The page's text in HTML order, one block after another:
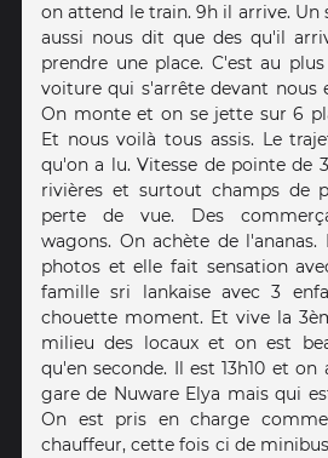
on attend le train. 9h il arrive. Un
aussi nous dit que des qu'il
prendre une place. C'est au
voiture qui s'arrête devant nous
On monte et on se jette sur 6
Et nous voilà tous assis. Le
qu'on a lu. Vitesse de pointe de
rivières et surtout champs de
perte de vue. Des
wagons. On achète de
photos et elle fait sensation
famille sri lankaise avec 3
chouette moment. Et vive la
milieu des locaux et on est
qu'en seconde. Il est 13h10 et on
gare de Nuware Elya mais qui
On est pris en charge
chauffeur, cette fois ci de